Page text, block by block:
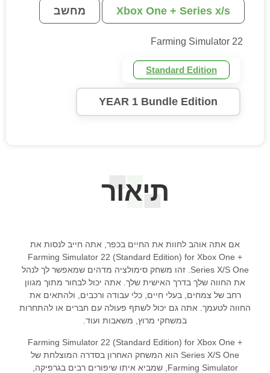
Xbox One + Series x/s מחשב
Farming Simulator 22
Standard Edition
YEAR 1 Bundle Edition
תיאור
אם אתה אוהב לחוות את החיים בכפר, אתה חייב לנסות את
Farming Simulator 22 (Standard Edition) for Xbox One +
Series X/S One. זהו משחק סימולציה מדהים שמאפשר לך לנהל
את החווה שלך בדרך האישית שלך. אתה יכול לבחור מתוך מגוון
רחב של צמחים, בעלי חיים, כלי עבודה ורכבים, ולהתאים את
החווה לטעמך. אתה גם יכול לשתף פעולה עם חברים או להתחרות
במשחקי מרוץ, משאבות ועוד.
Farming Simulator 22 (Standard Edition) for Xbox One +
Series X/S One הוא המשחק האחרון בסדרה המוצלחת של
Farming Simulator, שמביא איתו שיפורים רבים בגרפיקה,